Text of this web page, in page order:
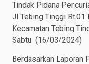
Tindak Pidana
Jl Tebing Tinggi Rt.01
Kecamatan Tebing
Sabtu (16/03/2024)
Berdasarkan Laporan